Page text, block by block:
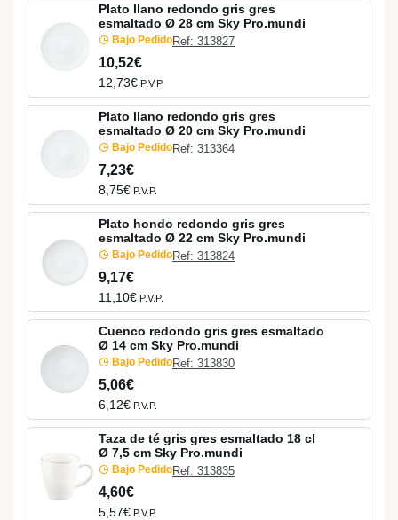
Plato llano redondo gris gres
esmaltado Ø 28 cm Sky Pro.mundi
Bajo PedidoRef: 313827
10,52€
12,73€ P.V.P.
Plato llano redondo gris gres
esmaltado Ø 20 cm Sky Pro.mundi
Bajo PedidoRef: 313364
7,23€
8,75€ P.V.P.
Plato hondo redondo gris gres
esmaltado Ø 22 cm Sky Pro.mundi
Bajo PedidoRef: 313824
9,17€
11,10€ P.V.P.
Cuenco redondo gris gres esmaltado
Ø 14 cm Sky Pro.mundi
Bajo PedidoRef: 313830
5,06€
6,12€ P.V.P.
Taza de té gris gres esmaltado 18 cl
Ø 7,5 cm Sky Pro.mundi
Bajo PedidoRef: 313835
4,60€
5,57€ P.V.P.